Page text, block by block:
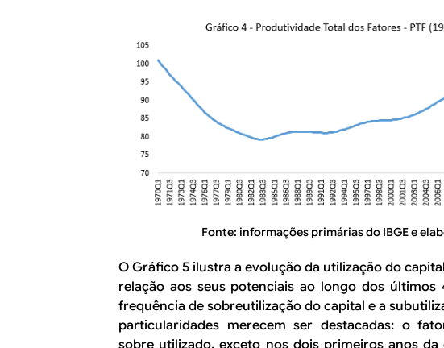
Fonte: informações primárias do IBGE e
O Gráfico 5 ilustra a evolução da utilização do
relação aos seus potenciais ao longo dos últimos
frequência de sobreutilização do capital e a
particularidades merecem ser destacadas: o
sobre utilizado, exceto nos dois primeiros anos da